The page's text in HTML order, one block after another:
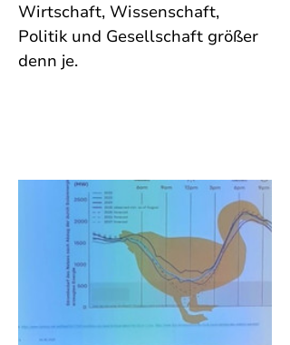
Wirtschaft, Wissenschaft,
Politik und Gesellschaft größer
denn je.